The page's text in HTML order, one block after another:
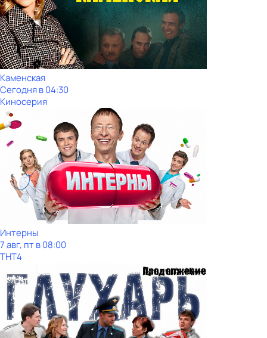
Каменская
Сегодня в 04:30
Киносерия
Интерны
7 авг, пт в 08:00
ТНТ4